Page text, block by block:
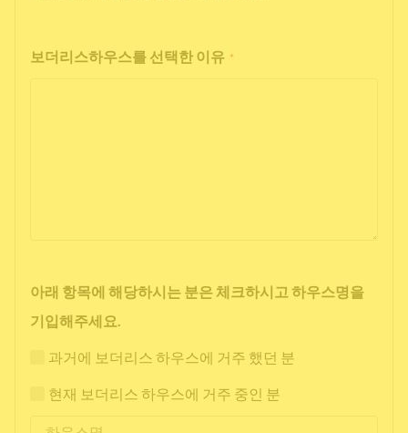
보더리스하우스를 선택한 이유 *
아래 항목에 해당하시는 분은 체크하시고 하우스명을
기입해주세요.
과거에 보더리스 하우스에 거주 했던 분
현재 보더리스 하우스에 거주 중인 분